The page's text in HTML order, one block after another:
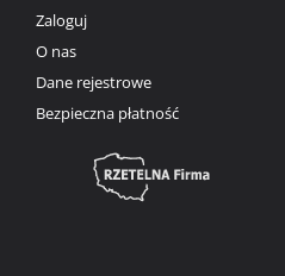
Zaloguj
O nas
Dane rejestrowe
Bezpieczna płatność